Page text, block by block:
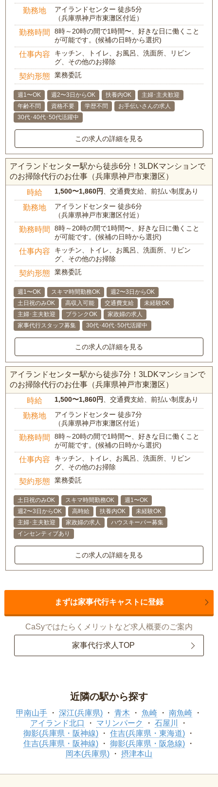
勤務地
アイランドセンター 徒歩5分
（兵庫県神戸市東灘区付近）
勤務時間
8時～20時の間で1時間〜、好きな日に働くこと
が可能です。(候補の日時から選択)
仕事内容
キッチン、トイレ、お風呂、洗面所、リビン
グ、その他のお掃除
契約形態 業務委託
週1〜OK 週2〜3日からOK 扶養内OK
主婦･主夫歓迎
年齢不問
資格不要 学歴不問
お手伝いさんの求人
30代･40代･50代活躍中
この求人の詳細を見る
アイランドセンター駅から徒歩6分！3LDKマンションで
のお掃除代行のお仕事（兵庫県神戸市東灘区）
時給 1,500〜1,860円 、交通費支給、前払い制度あり
勤務地
アイランドセンター 徒歩6分
（兵庫県神戸市東灘区付近）
勤務時間
8時～20時の間で1時間〜、好きな日に働くこと
が可能です。(候補の日時から選択)
仕事内容
キッチン、トイレ、お風呂、洗面所、リビン
グ、その他のお掃除
契約形態 業務委託
週1〜OK スキマ時間勤務OK
週2〜3日からOK
土日祝のみOK
高収入可能 交通費支給
未経験OK
主婦･主夫歓迎
ブランクOK
家政婦の求人
家事代行スタッフ募集
30代･40代･50代活躍中
この求人の詳細を見る
アイランドセンター駅から徒歩7分！3LDKマンションで
のお掃除代行のお仕事（兵庫県神戸市東灘区）
時給 1,500〜1,860円 、交通費支給、前払い制度あり
勤務地
アイランドセンター 徒歩7分
（兵庫県神戸市東灘区付近）
勤務時間
8時～20時の間で1時間〜、好きな日に働くこと
が可能です。(候補の日時から選択)
仕事内容
キッチン、トイレ、お風呂、洗面所、リビン
グ、その他のお掃除
契約形態 業務委託
土日祝のみOK スキマ時間勤務OK
週1〜OK
週2〜3日からOK
高時給 扶養内OK
未経験OK
主婦･主夫歓迎
家政婦の求人
ハウスキーパー募集
インセンティブあり
この求人の詳細を見る
まずは家事代行キャストに登録
CaSyではたらくメリットなど求人概要のご案内
家事代行求人TOP
近隣の駅から探す
甲南山手 深江(兵庫県) 青木 魚崎
南魚崎
アイランド北口
マリンパーク
石屋川
御影(兵庫県・阪神線)
住吉(兵庫県・東海道)
住吉(兵庫県・阪神線)
御影(兵庫県・阪急線)
岡本(兵庫県)
摂津本山